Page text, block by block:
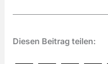
Diesen Beitrag teilen: